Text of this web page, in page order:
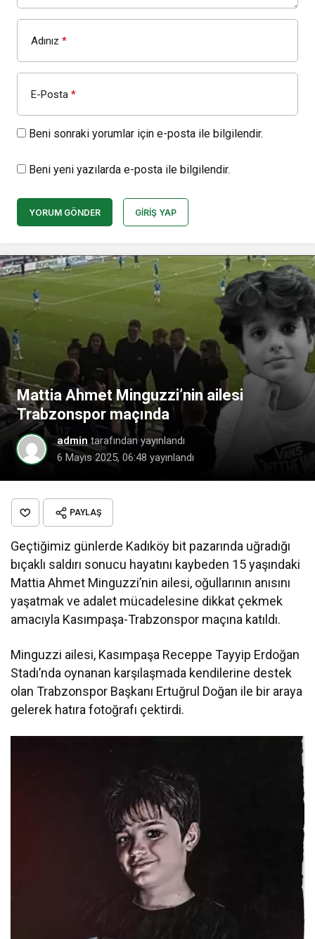
Adınız *
E-Posta *
Beni sonraki yorumlar için e-posta ile bilgilendir.
Beni yeni yazılarda e-posta ile bilgilendir.
YORUM GÖNDER GIRIŞ YAP
Mattia Ahmet Minguzzi’nin ailesi
Trabzonspor maçında
admintarafından yayınlandı
6 Mayıs 2025, 06:48 yayınlandı
PAYLAŞ
Geçtiğimiz günlerde Kadıköy bit pazarında uğradığı
bıçaklı saldırı sonucu hayatını kaybeden 15 yaşındaki
Mattia Ahmet Minguzzi’nin ailesi, oğullarının anısını
yaşatmak ve adalet mücadelesine dikkat çekmek
amacıyla Kasımpaşa-Trabzonspor maçına katıldı.
Minguzzi ailesi, Kasımpaşa Receppe Tayyip Erdoğan
Stadı’nda oynanan karşılaşmada kendilerine destek
olan Trabzonspor Başkanı Ertuğrul Doğan ile bir araya
gelerek hatıra fotoğrafı çektirdi.